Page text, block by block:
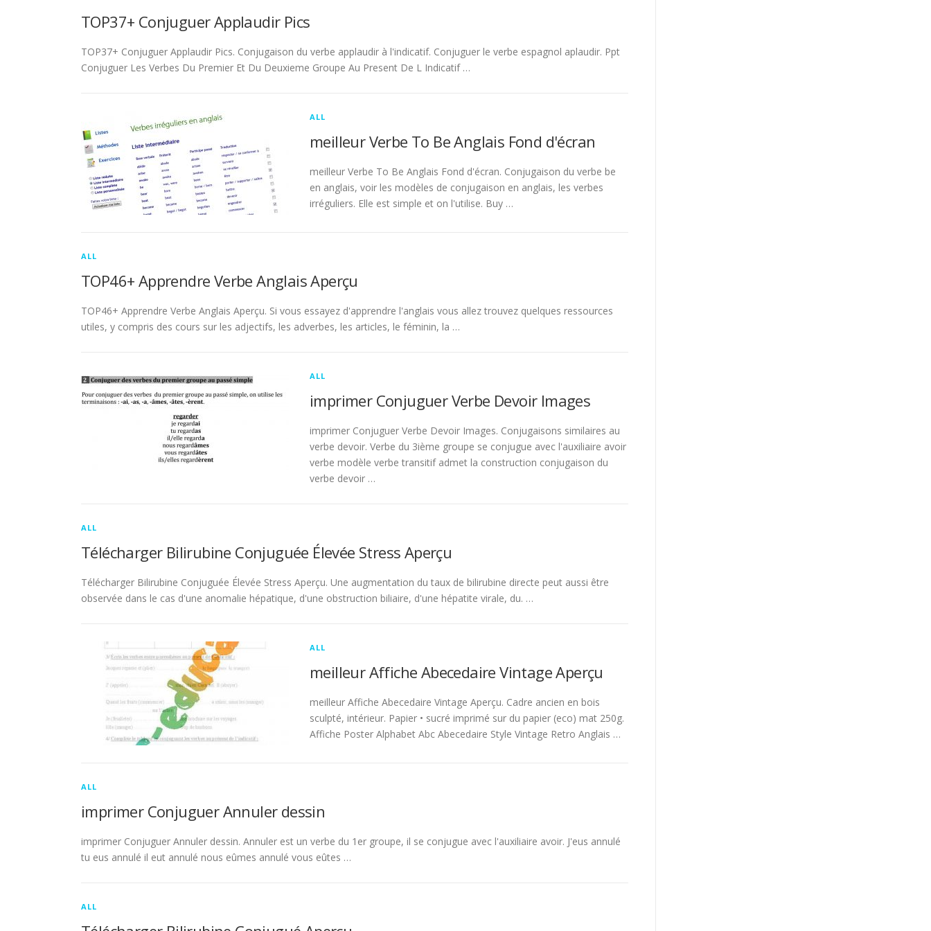
TOP37+ Conjuguer Applaudir Pics
TOP37+ Conjuguer Applaudir Pics. Conjugaison du verbe applaudir à l'indicatif. Conjuguer le verbe espagnol aplaudir. Ppt
Conjuguer Les Verbes Du Premier Et Du Deuxieme Groupe Au Present De L Indicatif …
ALL
meilleur Verbe To Be Anglais Fond d'écran
meilleur Verbe To Be Anglais Fond d'écran. Conjugaison du verbe be
en anglais, voir les modèles de conjugaison en anglais, les verbes
irréguliers. Elle est simple et on l'utilise. Buy …
ALL
TOP46+ Apprendre Verbe Anglais Aperçu
TOP46+ Apprendre Verbe Anglais Aperçu. Si vous essayez d'apprendre l'anglais vous allez trouvez quelques ressources
utiles, y compris des cours sur les adjectifs, les adverbes, les articles, le féminin, la …
ALL
imprimer Conjuguer Verbe Devoir Images
imprimer Conjuguer Verbe Devoir Images. Conjugaisons similaires au
verbe devoir. Verbe du 3ième groupe se conjugue avec l'auxiliaire avoir
verbe modèle verbe transitif admet la construction conjugaison du
verbe devoir …
ALL
Télécharger Bilirubine Conjuguée Élevée Stress Aperçu
Télécharger Bilirubine Conjuguée Élevée Stress Aperçu. Une augmentation du taux de bilirubine directe peut aussi être
observée dans le cas d'une anomalie hépatique, d'une obstruction biliaire, d'une hépatite virale, du. …
ALL
meilleur Affiche Abecedaire Vintage Aperçu
meilleur Affiche Abecedaire Vintage Aperçu. Cadre ancien en bois
sculpté, intérieur. Papier • sucré imprimé sur du papier (eco) mat 250g.
Affiche Poster Alphabet Abc Abecedaire Style Vintage Retro Anglais …
ALL
imprimer Conjuguer Annuler dessin
imprimer Conjuguer Annuler dessin. Annuler est un verbe du 1er groupe, il se conjugue avec l'auxiliaire avoir. J'eus annulé
tu eus annulé il eut annulé nous eûmes annulé vous eûtes …
ALL